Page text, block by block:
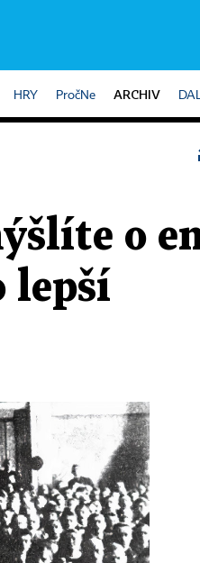
HRY PročNe ARCHIV
o
lepší